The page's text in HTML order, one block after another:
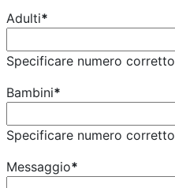
Adulti*
Specificare numero corretto
Bambini*
Specificare numero corretto
Messaggio*